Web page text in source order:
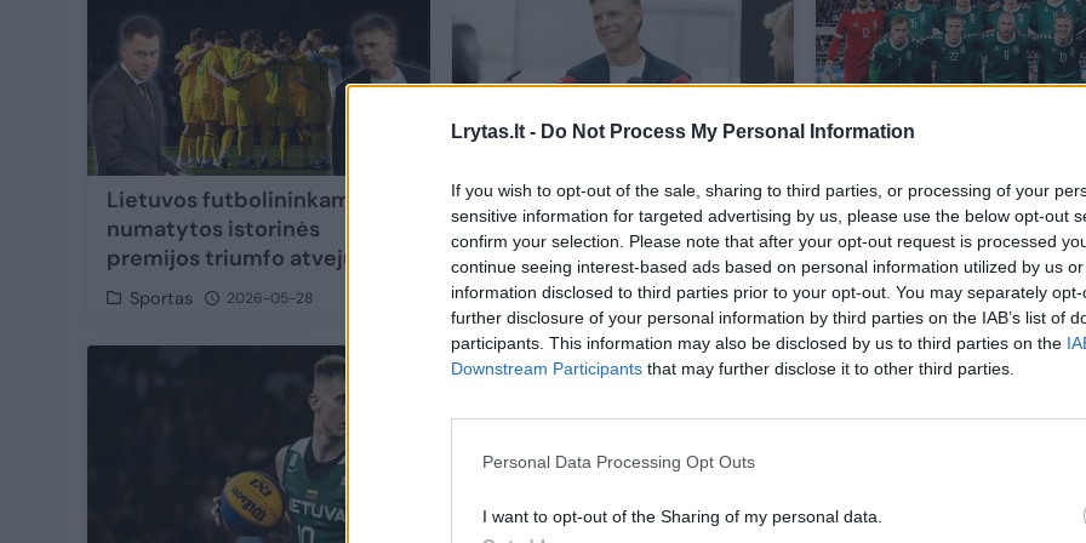
Lrytas.lt - Do Not Process My Personal Information
If you wish to opt-out of the sale, sharing to third parties, or processing of your
sensitive information for targeted advertising by us, please use the below opt-out
confirm your selection. Please note that after your opt-out request is processed
continue seeing interest-based ads based on personal information utilized by us
information disclosed to third parties prior to your opt-out. You may separately
further disclosure of your personal information by third parties on the IAB’s list of
participants. This information may also be disclosed by us to third parties on the
Downstream Participants that may further disclose it to other third parties.
Personal Data Processing Opt Outs
I want to opt-out of the Sharing of my personal data.
Lietuvos futbolininkams
numatytos istorinės
premijos triumfo atveju
Sportas 2026-05-28
Tautų lygos burtus išvydęs E.
Jankauskas šįkart pradžiugo:
„Nesiskundžiame“
Sportas 2026-02-12
Lietuvos futbolininkai
sužinojo varžovus Tautų
lygoje
Sportas 2026-02-12
2